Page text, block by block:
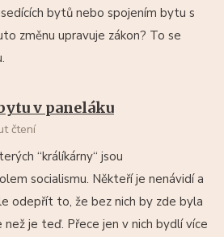
bytů nebo spojením bytu s
změnu upravuje zákon? To se
v paneláku
čtení
“králíkárny“ jsou
socialismu. Někteří je nenávidí a
odepřít to, že bez nich by zde byla
je teď. Přece jen v nich bydlí více